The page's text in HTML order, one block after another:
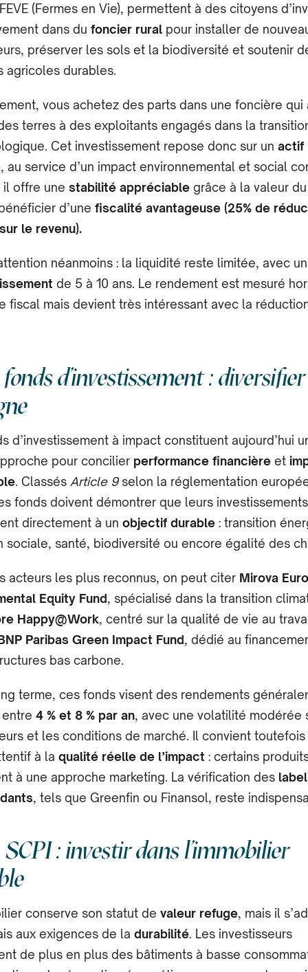
(Fermes en Vie), permettent à des citoyens
dans du foncier ruralpour installer de
préserver les sols et la biodiversité et soutenir
agricoles durables.
vous achetez des parts dans une foncière qui
terres à des exploitants engagés dans la
Cet investissement repose donc sur un actif
, au service d’un impact environnemental et social
il offre une stabilité appréciablegrâce à la valeur
d’une fiscalité avantageuse (25% de
le revenu).
néanmoins : la liquidité reste limitée, avec
de 5 à 10 ans. Le rendement est mesuré
fiscal mais devient très intéressant avec la
d’investissement :
d’investissement à impact constituent aujourd’hui
pour concilier performance financièreet
. Classés Article 9selon la réglementation
fonds doivent démontrer que leurs investissements
directement à un objectif durable: transition
sociale, santé, biodiversité ou encore égalité des
acteurs les plus reconnus, on peut citer Mirova
Equity Fund, spécialisé dans la transition
Happy@Work, centré sur la qualité de vie au
Paribas Green Impact Fund, dédié au
bas carbone.
terme, ces fonds visent des rendements
4 % et 8 % par an, avec une volatilité modérée
et les conditions de marché. Il convient toutefois
à la qualité réelle de l’impact : certains
à une approche marketing. La vérification des
, tels que Greenfin ou Finansol, reste
: investir dans l’immobilier
conserve son statut de valeur refuge, mais il
aux exigences de la durabilité. Les investisseurs
de plus en plus des bâtiments à basse